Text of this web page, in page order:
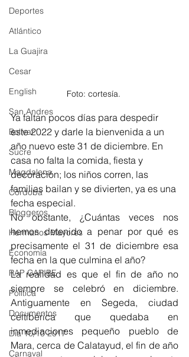
Deportes
Atlántico
La Guajira
Cesar
English
San Andres
Bolívar
Sucre
Magdalena
Córdoba
Bloggeros
Hermanos Mayores
Economía
RAP CARIBE
Política
Documentos
Día 10/10 2017
Carnaval
Foto: cortesía.
Ya faltan pocos días para despedir
este 2022 y darle la bienvenida a un
año nuevo este 31 de diciembre. En
casa no falta la comida, fiesta y
decoración; los niños corren, las
familias bailan y se divierten, ya es una
fecha especial.
No obstante, ¿Cuántas veces nos
hemos detenido a penar por qué es
precisamente el 31 de diciembre esa
fecha en la que culmina el año?
La realidad es que el fin de año no
siempre se celebró en diciembre.
Antiguamente en Segeda, ciudad
celtibérica que quedaba en
inmediaciones pequeño pueblo de
Mara, cerca de Calatayud, el fin de año